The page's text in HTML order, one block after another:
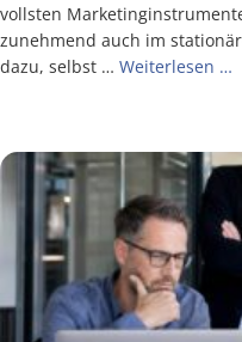
volls­ten
zuneh­mend auch im
dazu, selbst … Wei­ter­le­sen …